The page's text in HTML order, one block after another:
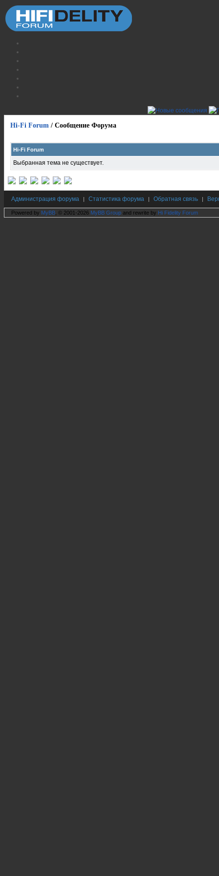
Hi-Fi Forum / Сообщение Форума
Hi-Fi Forum
Выбранная тема не существует.
Администрация форума | Статистика форума | Обратная связь |
Powered by MyBB , © 2001-2026 MyBB Group and rewrite by Hi Fidelity Forum